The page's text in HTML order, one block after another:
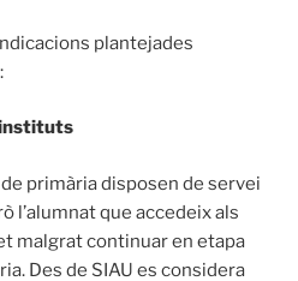
plantejades
instituts
primària disposen de servei
l’alumnat que accedeix als
malgrat continuar en etapa
Des de SIAU es considera